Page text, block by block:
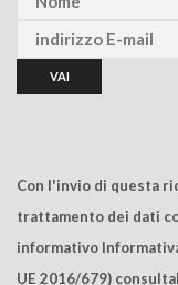
Con l'invio di questa
trattamento dei dati
informativo
UE 2016/679)